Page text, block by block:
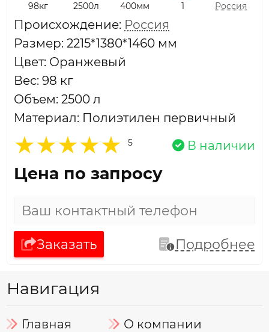
98кг 2500л 400мм 1 Россия
Проиcхождение: Россия
Размер: 2215*1380*1460 мм
Цвет: Оранжевый
Вес: 98 кг
Объем: 2500 л
Материал: Полиэтилен первичный
5 В наличии
Цена по запросу
Заказать Подробнее
Навигация
Главная
О компании